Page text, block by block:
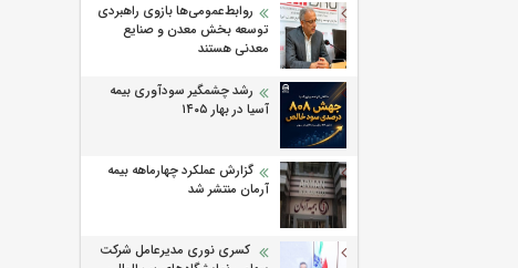
روابط‌‌عمومی‌ها بازوی راهبردی
توسعه بخش معدن و صنایع
معدنی هستند
رشد چشمگیر سودآوری بیمه
آسیا در بهار ۱۴۰۵
گزارش عملکرد چهارماهه بیمه
آرمان منتشر شد
کسری نوری مدیرعامل شرکت